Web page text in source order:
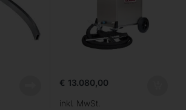
€ 13.080,00
inkl. MwSt.